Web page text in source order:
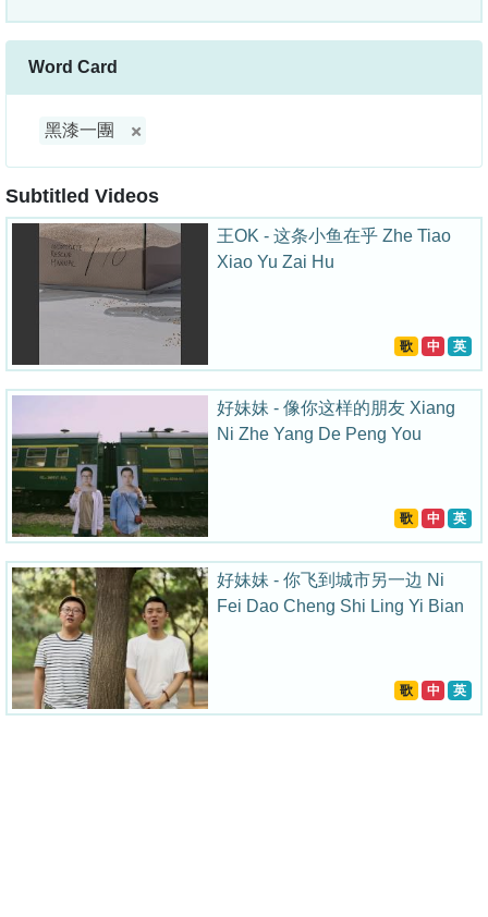
Word Card
黑漆一團
Subtitled Videos
王OK - 这条小鱼在乎 Zhe Tiao
Xiao Yu Zai Hu
歌 中 英
好妹妹 - 像你这样的朋友 Xiang
Ni Zhe Yang De Peng You
歌 中 英
好妹妹 - 你飞到城市另一边 Ni
Fei Dao Cheng Shi Ling Yi Bian
歌 中 英